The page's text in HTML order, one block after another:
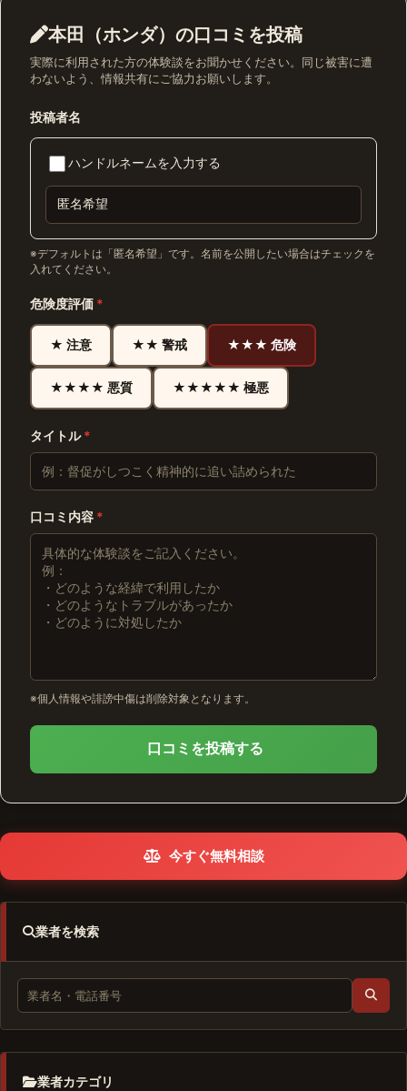
本田（ホンダ）の口コミを投稿
実際に利用された方の体験談をお聞かせください。同じ被害に遭
わないよう、情報共有にご協力お願いします。
投稿者名
ハンドルネームを入力する
※デフォルトは「匿名希望」です。名前を公開したい場合はチェックを
入れてください。
危険度評価 *
★ 注意 ★★ 警戒 ★★★ 危険
★★★★ 悪質 ★★★★★ 極悪
タイトル*
口コミ内容 *
※個人情報や誹謗中傷は削除対象となります。
口コミを投稿する
今すぐ無料相談
業者を検索
業者カテゴリ